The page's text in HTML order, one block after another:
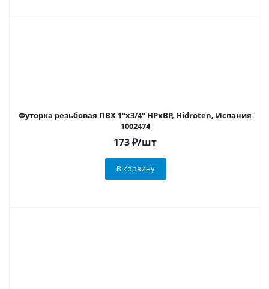
Футорка резьбовая ПВХ 1"х3/4" НРхВР, Hidroten, Испания
1002474
173₽/шт
В корзину